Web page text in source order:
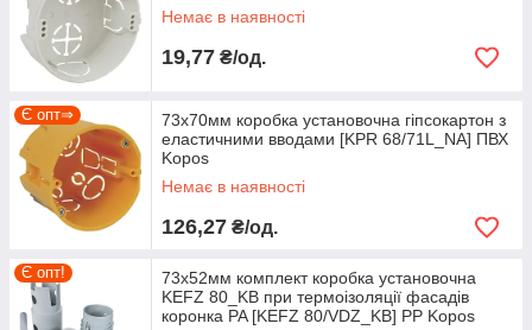
Немає в наявності
19,77 ₴/од.
Є опт⇒
73х70мм коробка установочна гіпсокартон з
еластичними вводами [KPR 68/71L_NA] ПВХ
Kopos
Немає в наявності
126,27 ₴/од.
Є опт!
73х52мм комплект коробка установочна
KEFZ 80_KB при термоізоляції фасадів
коронка PA [KEFZ 80/VDZ_KB] PP Kopos